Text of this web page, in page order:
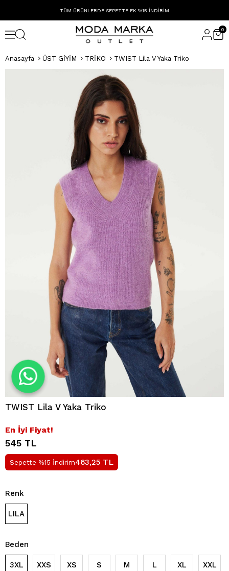
TÜM ÜRÜNLERDE SEPETTE EK %15 İNDİRİM
0
Anasayfa ÜST GİYİM TRİKO TWIST Lila V Yaka Triko
TWIST Lila V Yaka Triko
En İyi Fiyat!
545 TL
Sepette %15 İndirim463,25 TL
Renk
LILA
Beden
3XL XXS XS S M L XL XXL